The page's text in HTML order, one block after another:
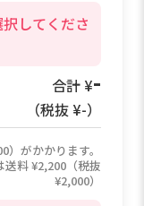
してくださ
66,000
税抜 ¥60,000）
がかかります。
料 ¥2,200（税抜
¥2,000）